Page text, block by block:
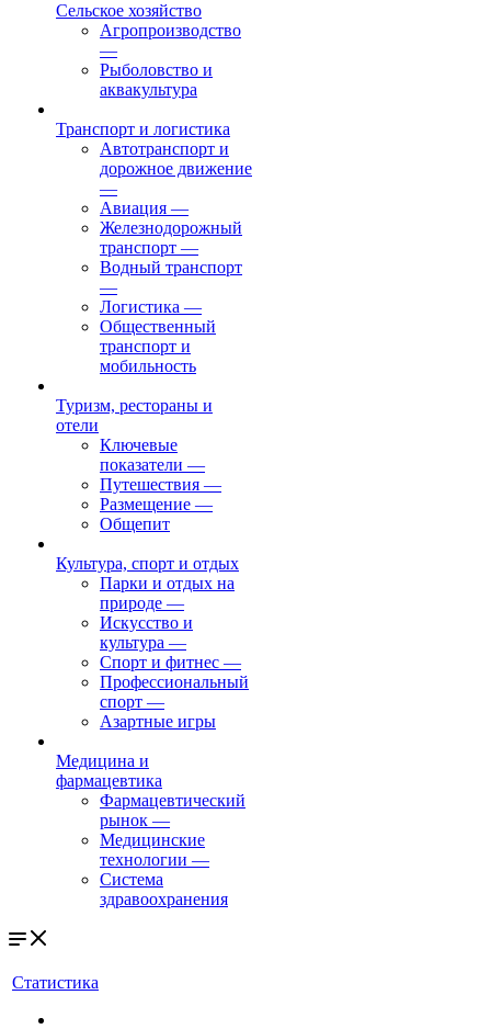
Сельское хозяйство
Агропроизводство
—
Рыболовство и
аквакультура
Транспорт и логистика
Автотранспорт и
дорожное движение
—
Авиация —
Железнодорожный
транспорт —
Водный транспорт
—
Логистика —
Общественный
транспорт и
мобильность
Туризм, рестораны и
отели
Ключевые
показатели —
Путешествия —
Размещение —
Общепит
Культура, спорт и отдых
Парки и отдых на
природе —
Искусство и
культура —
Спорт и фитнес —
Профессиональный
спорт —
Азартные игры
Медицина и
фармацевтика
Фармацевтический
рынок —
Медицинские
технологии —
Система
здравоохранения
Статистика